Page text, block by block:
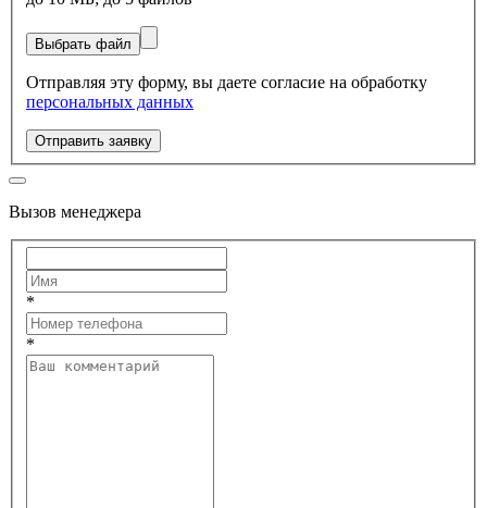
Выбрать файл
Отправляя эту форму, вы даете согласие на обработку
персональных данных
Отправить заявку
Вызов менеджера
*
*